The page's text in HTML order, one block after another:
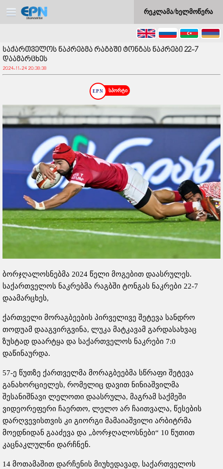
რეკლამა/ხელმოწერა
საქართველოს ნაკრებმა რაგბში ტონგას ნაკრები 22-7
დაამარცხეს
2024-11-24 20:38:38
სპორტი
ბორჯღალოსნებმა 2024 წელი მოგებით დაასრულეს.
საქართველოს ნაკრებმა რაგბში ტონგას ნაკრები 22-7
დაამარცხეს,
ქართველი მორაგბეების პირველივე შეტევა სანდრო
თოდუამ დააგვირგვინა, ლუკა მატკავამ გარდასახვაც
ზუსტად დაარტყა და საქართველოს ნაკრები 7:0
დაწინაურდა.
57-ე წუთზე ქართველმა მორაგბეებმა სწრაფი შეტევა
განახორციელეს, რომელიც დავით ნინიაშვილმა
შესანიშნავი ლელოთი დაასრულა, მაგრამ საქმეში
ვიდეორეფერი ჩაერთო, ლელო არ ჩაითვალა, წესების
დარღვევისთვის კი გიორგი მამაიაშვილი არბიტრმა
მოედნიდან გააძევა და „ბორჯღალოსნები“ 10 წუთით
კაცნაკლულნი დარჩნენ.
14 მოთამაშით დარჩენის მიუხედავად, საქართველოს